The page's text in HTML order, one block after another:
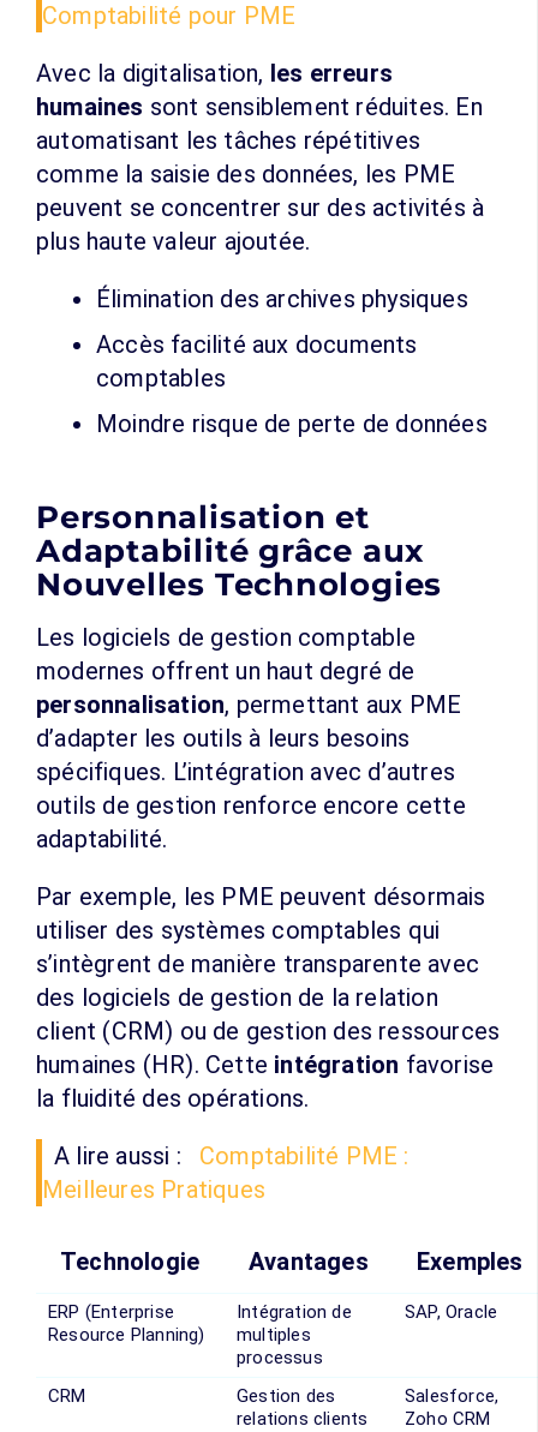
Comptabilité pour PME
Avec la digitalisation, les erreurs
humaines sont sensiblement réduites. En
automatisant les tâches répétitives
comme la saisie des données, les PME
peuvent se concentrer sur des activités à
plus haute valeur ajoutée.
Élimination des archives physiques
Accès facilité aux documents
comptables
Moindre risque de perte de données
Personnalisation et
Adaptabilité grâce aux
Nouvelles Technologies
Les logiciels de gestion comptable
modernes offrent un haut degré de
personnalisation, permettant aux PME
d’adapter les outils à leurs besoins
spécifiques. L’intégration avec d’autres
outils de gestion renforce encore cette
adaptabilité.
Par exemple, les PME peuvent désormais
utiliser des systèmes comptables qui
s’intègrent de manière transparente avec
des logiciels de gestion de la relation
client (CRM) ou de gestion des ressources
humaines (HR). Cette intégration favorise
la fluidité des opérations.
A lire aussi :
Comptabilité PME :
Meilleures Pratiques
Technologie Avantages Exemples
ERP (Enterprise
Resource Planning)
Intégration de
multiples
processus
SAP, Oracle
CRM
Gestion des
relations clients
Salesforce,
Zoho CRM